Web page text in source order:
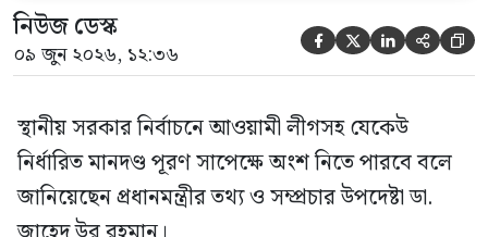
নিউজ ডেস্ক
০৯ জুন ২০২৬, ১২:৩৬     
স্থানীয় সরকার নির্বাচনে আওয়ামী লীগসহ যেকেউ
নির্ধারিত মানদণ্ড পূরণ সাপেক্ষে অংশ নিতে পারবে বলে
জানিয়েছেন প্রধানমন্ত্রীর তথ্য ও সম্প্রচার উপদেষ্টা ডা.